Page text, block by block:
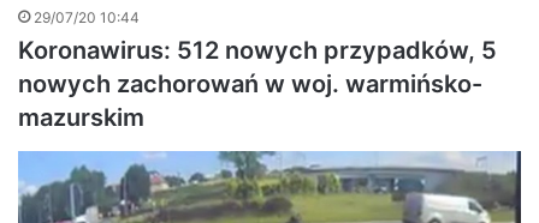
29/07/20 10:44
Koronawirus: 512 nowych przypadków, 5
nowych zachorowań w woj. warmińsko-
mazurskim